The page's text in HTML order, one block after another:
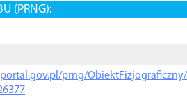
(PRNG):
prng/ObiektFizjograficzny/